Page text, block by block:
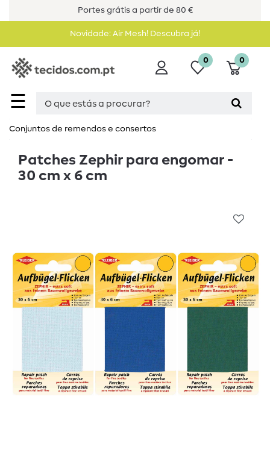
Portes grátis a partir de 80 €
Novidade: Air Mesh! Descubra já!
☰
0 0
Conjuntos de remendos e consertos
Patches Zephir para engomar -
30 cm x 6 cm